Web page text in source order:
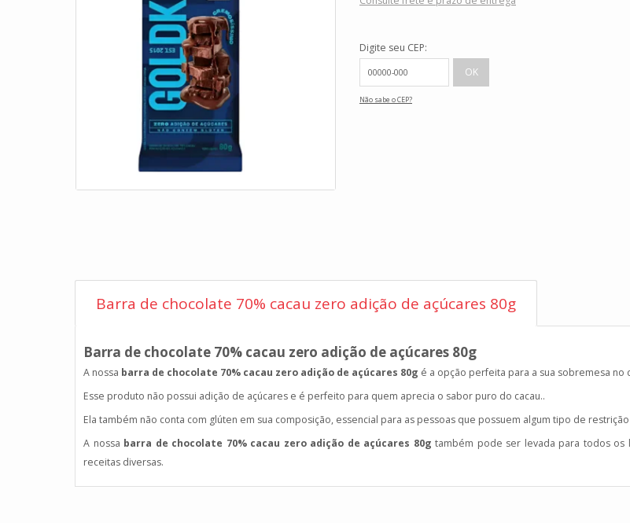
Digite seu CEP:
Não sabe o CEP?
Barra de chocolate 70% cacau zero adição de açúcares 80g
Barra de chocolate 70% cacau zero adição de açúcares 80g
A nossa barra de chocolate 70% cacau zero adição de açúcares 80g é a opção perfeita para a sua sobremesa no
Esse produto não possui adição de açúcares e é perfeito para quem aprecia o sabor puro do cacau..
Ela também não conta com glúten em sua composição, essencial para as pessoas que possuem algum tipo de
A nossa barra de chocolate 70% cacau zero adição de açúcares 80gtambém pode ser levada para todos os
receitas diversas.